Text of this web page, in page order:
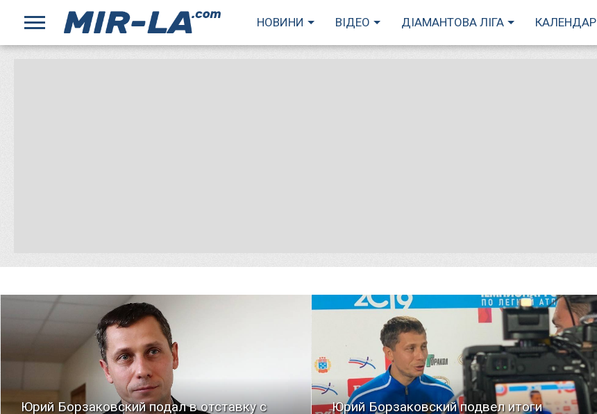
НОВИНИ ВІДЕО ДІАМАНТОВА ЛІГА КАЛЕНДАР
Юрий Борзаковский подал в отставку с
ЧИТАТЬ
Юрий Борзаковский подвел итоги
ЧИТАТЬ